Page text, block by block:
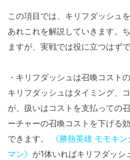
この項目では、キリフダッシュ
あれこれを解説していきます。
ますが、実戦では役に立つはずで
・キリフダッシュは召喚コスト
キリフダッシュはタイミング、
が、扱いはコストを支払っての
ーチャーの召喚コストを下げる
できます。
《勝熱英雄 モモキン
マン》 が1体いればキリフダッシ